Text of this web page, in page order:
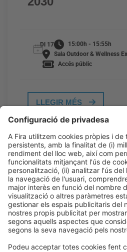
Dl 17
15:00h - 15:55h
Sala Outdoor & Wellness
Accés públic
LLEGIR MÉS
Informació generalAvís legal
Política de